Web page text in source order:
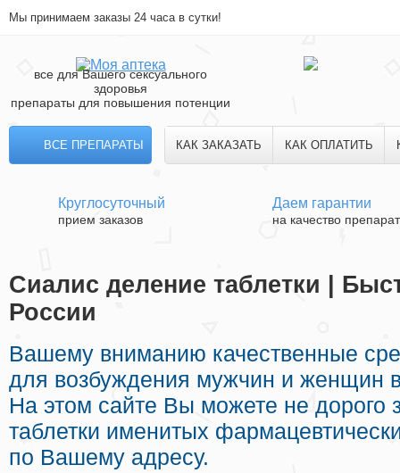
Мы принимаем заказы 24 часа в сутки!
все для Вашего сексуального
здоровья
препараты для повышения потенции
ВСЕ ПРЕПАРАТЫ КАК ЗАКАЗАТЬ КАК ОПЛАТИТЬ
Круглосуточный
прием заказов
Даем гарантии
на качество
Сиалис деление таблетки |
России
Вашему вниманию качественные
для возбуждения мужчин и женщин
На этом сайте Вы можете не дорого
таблетки именитых
по Вашему адресу.